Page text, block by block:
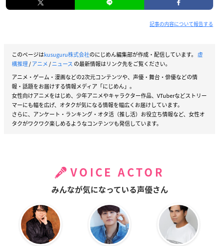
記事の内容について報告する
このページはkusuguru株式会社のにじめん編集部が作成・配信しています。 虚
構推理/アニメ/ニュース の最新情報はリンク先をご覧ください。
アニメ・ゲーム・漫画などの2次元コンテンツや、声優・舞台・俳優などの情
報・話題をお届けする情報メディア「にじめん」。
女性向けアニメをはじめ、少年アニメやキャラクター作品、VTuberなどストリー
マーにも幅を広げ、オタクが気になる情報を幅広くお届けしています。
さらに、アンケート・ランキング・オタ活（推し活）お役立ち情報など、女性オ
タクがワクワク楽しめるようなコンテンツも発信しています。
VOICE ACTOR
みんなが気になっている声優さん